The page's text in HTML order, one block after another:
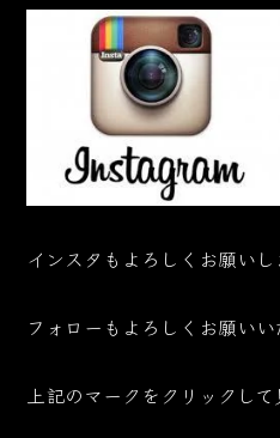
インスタもよろしくお願いし
フォローもよろしくお願いい
上記のマークをクリックして